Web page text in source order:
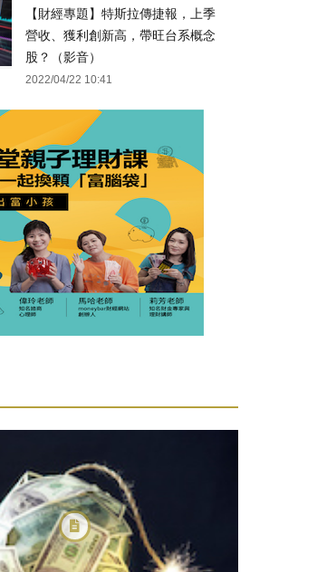
【財經專題】特斯拉傳捷報，上季
營收、獲利創新高，帶旺台系概念
股？（影音）
2022/04/22 10:41